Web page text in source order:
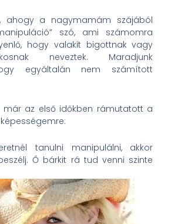
ahogy a nagymamám szájából
szó, ami számomra
hogy valakit bigottnak vagy
neveztek. Maradjunk
egyáltalán nem számított
már az első időkben rámutatott a
tanulni manipulálni, akkor
Ő bárkit rá tud venni szinte